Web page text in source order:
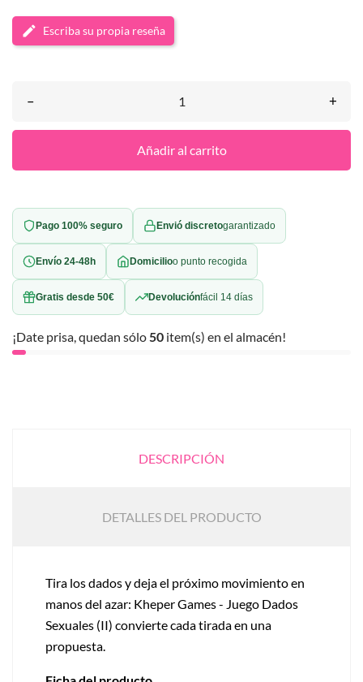
Escriba su propia reseña
– +
Añadir al carrito
Pago 100% seguro Envió discretogarantizado
Envío 24-48h Domicilioo punto recogida
Gratis desde 50€ Devoluciónfácil 14 días
¡Date prisa, quedan sólo 50 item(s) en el almacén!
DESCRIPCIÓN
DETALLES DEL PRODUCTO
Tira los dados y deja el próximo movimiento en
manos del azar: Kheper Games - Juego Dados
Sexuales (II) convierte cada tirada en una
propuesta.